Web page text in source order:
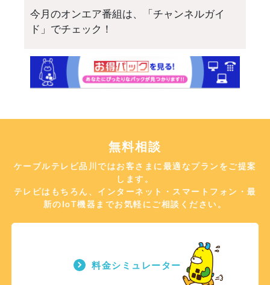
今月のオンエア番組は、「チャンネルガイ
ド」でチェック！
無料相談
ケーブルテレビ品川ではお客さまに最適なプランをご提案
します。
テレビはもちろん、インターネット・スマートフォン・最
新のIoT機器までお気軽にご相談ください。
料金シミュレーター